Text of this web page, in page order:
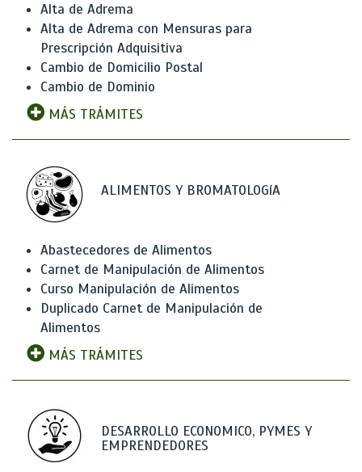
Alta de Adrema
Alta de Adrema con Mensuras para
Prescripción Adquisitiva
Cambio de Domicilio Postal
Cambio de Dominio
MÁS TRÁMITES
ALIMENTOS Y BROMATOLOGíA
Abastecedores de Alimentos
Carnet de Manipulación de Alimentos
Curso Manipulación de Alimentos
Duplicado Carnet de Manipulación de
Alimentos
MÁS TRÁMITES
DESARROLLO ECONOMICO, PYMES Y
EMPRENDEDORES